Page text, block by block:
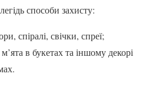
способи захисту:
спіралі, свічки, спреї;
в букетах та іншому декорі